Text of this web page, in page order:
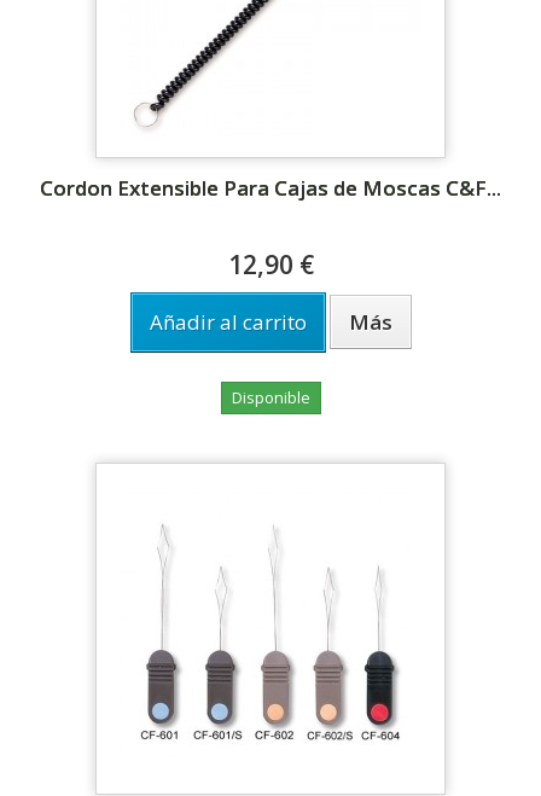
Cordon Extensible Para Cajas de Moscas C&F...
12,90 €
Añadir al carrito Más
Disponible